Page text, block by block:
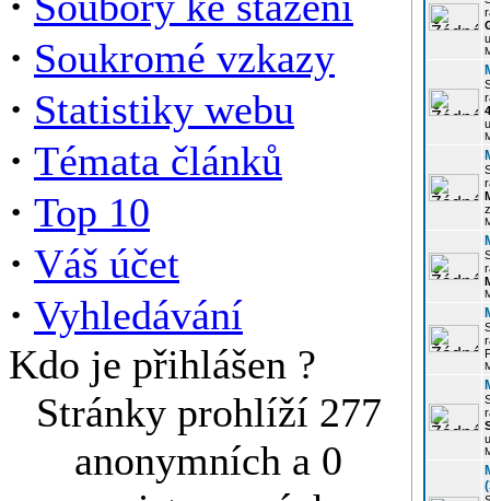
· Soukromé vzkazy
· Statistiky webu
· Témata článků
· Top 10
· Váš účet
· Vyhledávání
Kdo je přihlášen ?
Stránky prohlíží 277
anonymních a 0